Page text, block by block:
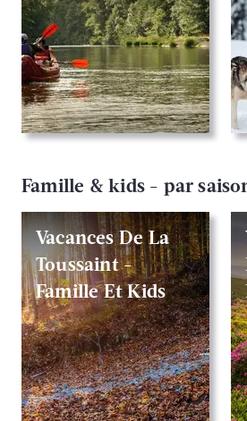
Famille & kids - par
Vacances De La
Toussaint -
Famille Et Kids